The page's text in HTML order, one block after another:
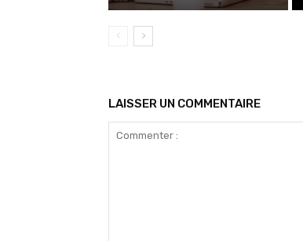
LAISSER UN COMMENTAIRE